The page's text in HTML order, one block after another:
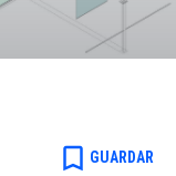
bookmark_border GUARDAR